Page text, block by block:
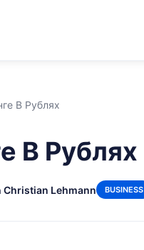
В Рублях
В Рублях
Christian Lehmann BUSINESS